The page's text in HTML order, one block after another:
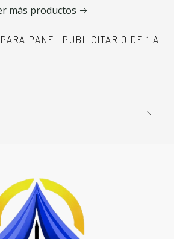
más productos
PANEL PUBLICITARIO DE 1 A